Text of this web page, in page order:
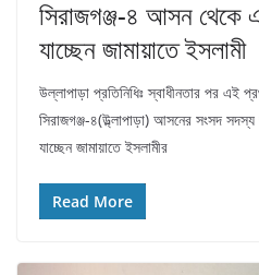
সিরাজগঞ্জ-৪ আসন থেকে
যাচ্ছেন জামায়াতে ইসলামী
উল্লাপাড়া প্রতিনিধিঃ স্বাধীনতার পর এই
সিরাজগঞ্জ-৪(উ্ল্লাপাড়া) আসনের সংসদ
যাচ্ছেন জামায়াতে ইসলামীর
Read More